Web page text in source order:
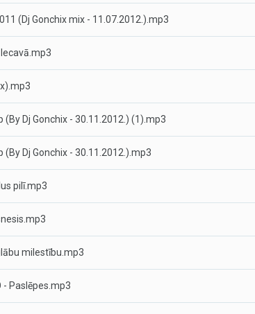
(Dj Gonchix mix - 11.07.2012.).mp3
(By Dj Gonchix - 30.11.2012.) (1).mp3
(By Dj Gonchix - 30.11.2012.).mp3
pilī.mp3
milestību.mp3
- Paslēpes.mp3